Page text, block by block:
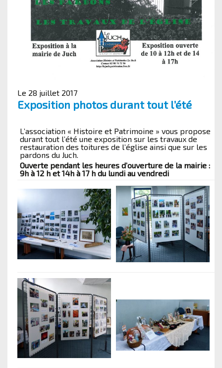
Le 28 juillet 2017
Exposition photos durant tout l’été
L’association « Histoire et Patrimoine » vous propose
durant tout l’été une exposition sur les travaux de
restauration des toitures de l’église ainsi que sur les
pardons du Juch.
Ouverte pendant les heures d’ouverture de la mairie :
9h à 12 h et 14h à 17 h du lundi au vendredi